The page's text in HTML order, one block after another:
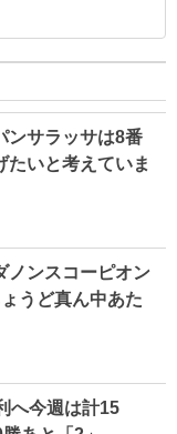
ンサラッサは8番
いと考えていま
ノンスコーピオン
うど真ん中あた
へ今週は計15